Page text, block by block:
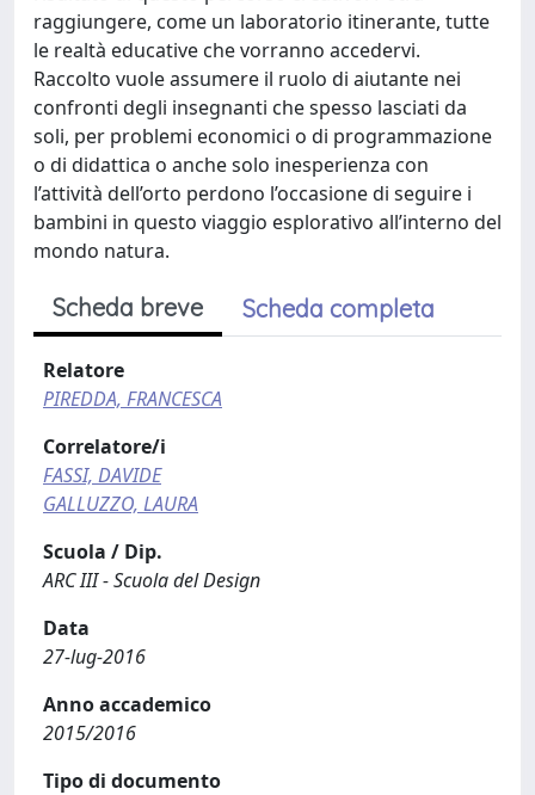
raggiungere, come un laboratorio itinerante, tutte
le realtà educative che vorranno accedervi.
Raccolto vuole assumere il ruolo di aiutante nei
confronti degli insegnanti che spesso lasciati da
soli, per problemi economici o di programmazione
o di didattica o anche solo inesperienza con
l’attività dell’orto perdono l’occasione di seguire i
bambini in questo viaggio esplorativo all’interno del
mondo natura.
Scheda breve Scheda completa
Relatore
PIREDDA, FRANCESCA
Correlatore/i
FASSI, DAVIDE
GALLUZZO, LAURA
Scuola / Dip.
ARC III - Scuola del Design
Data
27-lug-2016
Anno accademico
2015/2016
Tipo di documento